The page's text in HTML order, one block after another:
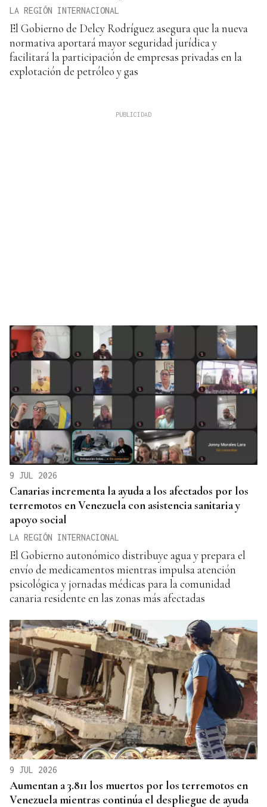
LA REGIÓN INTERNACIONAL
El Gobierno de Delcy Rodríguez asegura que la nueva
normativa aportará mayor seguridad jurídica y
facilitará la participación de empresas privadas en la
explotación de petróleo y gas
9 JUL 2026
Canarias incrementa la ayuda a los afectados por los
terremotos en Venezuela con asistencia sanitaria y
apoyo social
LA REGIÓN INTERNACIONAL
El Gobierno autonómico distribuye agua y prepara el
envío de medicamentos mientras impulsa atención
psicológica y jornadas médicas para la comunidad
canaria residente en las zonas más afectadas
9 JUL 2026
Aumentan a 3.811 los muertos por los terremotos en
Venezuela mientras continúa el despliegue de ayuda